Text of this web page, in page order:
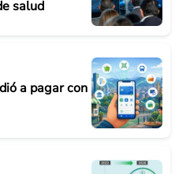
salud
a pagar con